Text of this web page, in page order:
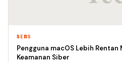
NEWS
Pengguna macOS Lebih
Keamanan Siber